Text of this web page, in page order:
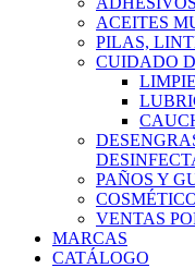
ACEITES
PILAS,
CUIDADO
PAÑOS Y
VENTAS
MARCAS
CATÁLOGO